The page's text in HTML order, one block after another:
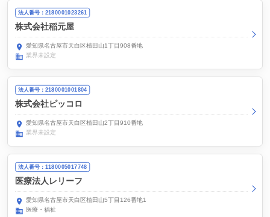
法人番号：2180001023261
株式会社稲元屋
愛知県名古屋市天白区植田山1丁目908番地
業界未設定
法人番号：2180001001804
株式会社ピッコロ
愛知県名古屋市天白区植田山2丁目910番地
業界未設定
法人番号：1180005017748
医療法人レリーフ
愛知県名古屋市天白区植田山5丁目126番地1
医療・福祉